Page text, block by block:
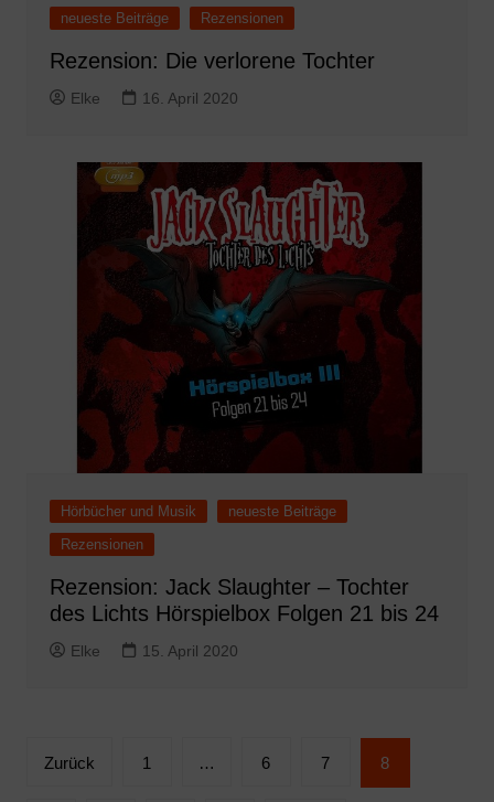
neueste Beiträge Rezensionen
Rezension: Die verlorene Tochter
Elke 16. April 2020
Hörbücher und Musik
neueste Beiträge
Rezensionen
Rezension: Jack Slaughter – Tochter
des Lichts Hörspielbox Folgen 21 bis 24
Elke 15. April 2020
Seitennummerierung
Zurück 1 … 6 7 8